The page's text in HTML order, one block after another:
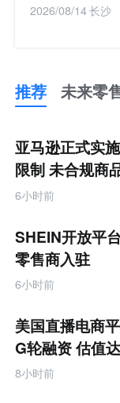
2026/08/14长沙
推荐 未来零
未
来
零
售
跨
境
产
业
互
联
网
题
亚马逊正式实
限制 未合规商
6小时前
SHEIN开放平
零售商入驻
6小时前
美国直播电商
G轮融资 估值
8小时前